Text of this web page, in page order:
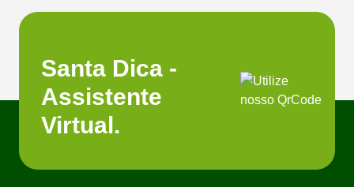
Santa Dica -
Assistente
Virtual.